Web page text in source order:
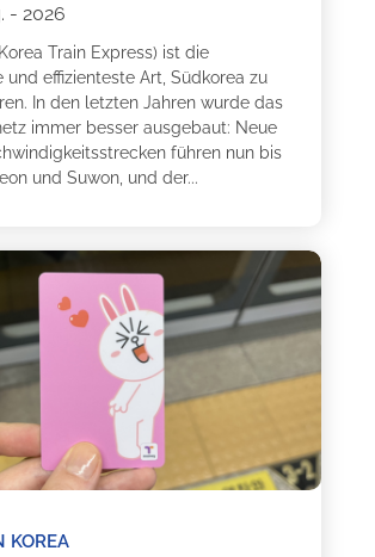
- 2026
Train Express) ist die
und effizienteste Art, Südkorea zu
In den letzten Jahren wurde das
immer besser ausgebaut: Neue
führen nun bis
und Suwon, und der...
KOREA